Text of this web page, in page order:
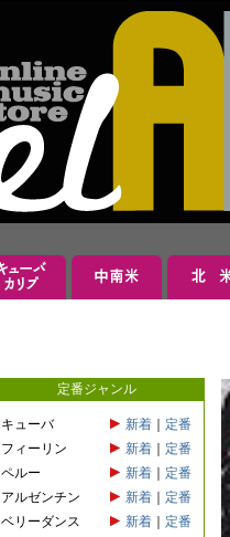
定番ジャンル
キューバ 新着
定番
フィーリン
新着
定番
ペルー
新着
定番
アルゼンチン
新着
定番
ベリーダンス
新着
定番